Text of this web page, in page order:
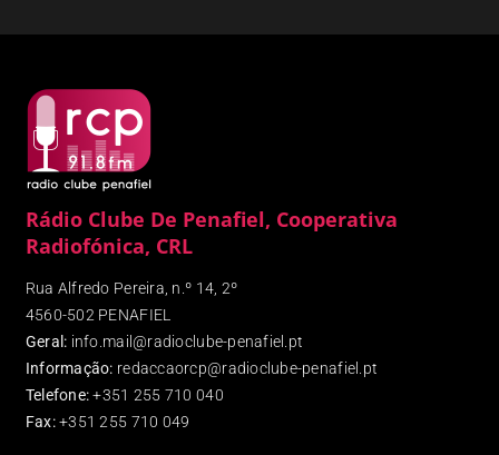
Rádio Clube De Penafiel, Cooperativa
Radiofónica, CRL
Rua Alfredo Pereira, n.º 14, 2º
4560-502 PENAFIEL
Geral: info.mail@radioclube-penafiel.pt
Informação: redaccaorcp@radioclube-penafiel.pt
Telefone: +351 255 710 040
Fax:+351 255 710 049